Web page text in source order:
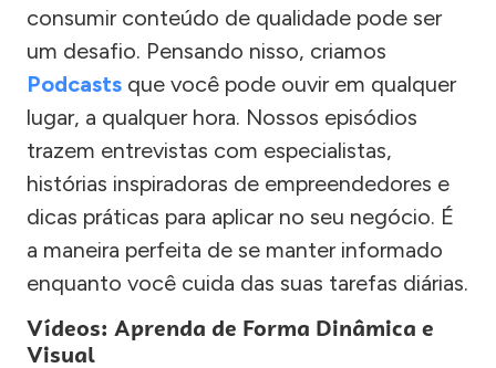
consumir conteúdo de qualidade pode ser
um desafio. Pensando nisso, criamos
Podcasts que você pode ouvir em qualquer
lugar, a qualquer hora. Nossos episódios
trazem entrevistas com especialistas,
histórias inspiradoras de empreendedores e
dicas práticas para aplicar no seu negócio. É
a maneira perfeita de se manter informado
enquanto você cuida das suas tarefas diárias.
Vídeos: Aprenda de Forma Dinâmica e
Visual